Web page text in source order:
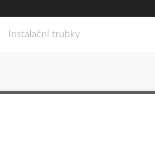
Instalační trubky